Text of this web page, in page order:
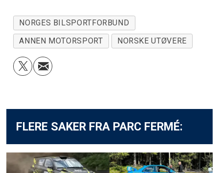
NORGES BILSPORTFORBUND
ANNEN MOTORSPORT
NORSKE UTØVERE
FLERE SAKER FRA PARC FERMÉ: